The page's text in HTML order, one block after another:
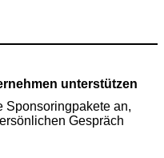
unterstützen
Sponsoringpakete an,
Gespräch